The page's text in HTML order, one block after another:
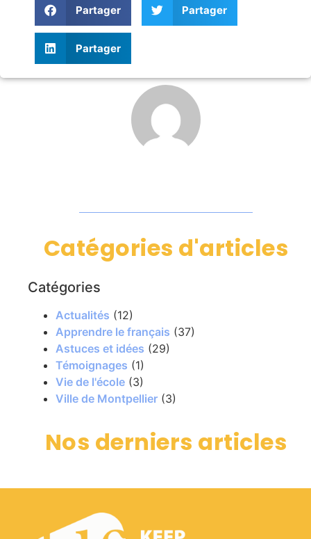
Partager Partager
Partager
Catégories d'articles
Catégories
Actualités (12)
Apprendre le français (37)
Astuces et idées (29)
Témoignages (1)
Vie de l'école (3)
Ville de Montpellier (3)
Nos derniers articles